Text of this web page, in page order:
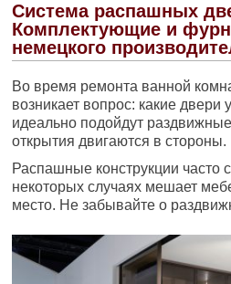
Система распашных
Комплектующие и
немецкого
Во время ремонта ванной
возникает вопрос: какие двери
идеально подойдут
открытия двигаются в стороны.
Распашные конструкции часто
некоторых случаях мешает
место. Не забывайте о